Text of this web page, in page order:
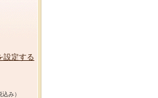
設定する
み）